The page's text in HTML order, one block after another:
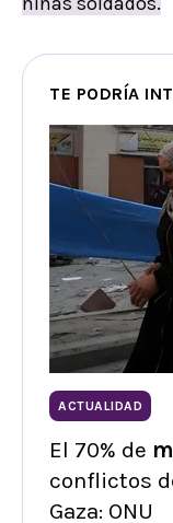
TE PODRÍA
ACTUALIDAD
El 70% de
conflictos
Gaza: ONU